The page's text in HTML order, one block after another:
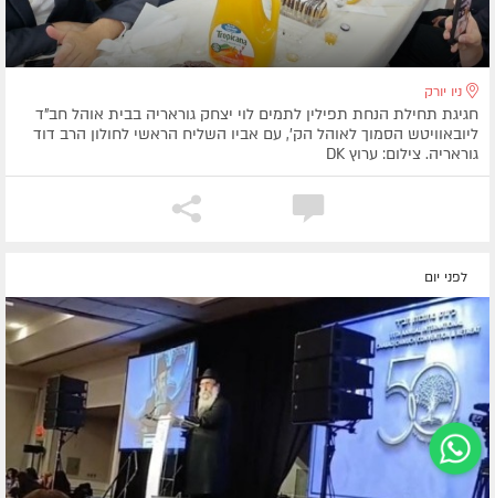
ניו יורק
חגיגת תחילת הנחת תפילין לתמים לוי יצחק גוראריה בבית אוהל חב"ד
ליובאוויטש הסמוך לאוהל הק', עם אביו השליח הראשי לחולון הרב דוד
גוראריה. צילום: ערוץ DK
לפני יום